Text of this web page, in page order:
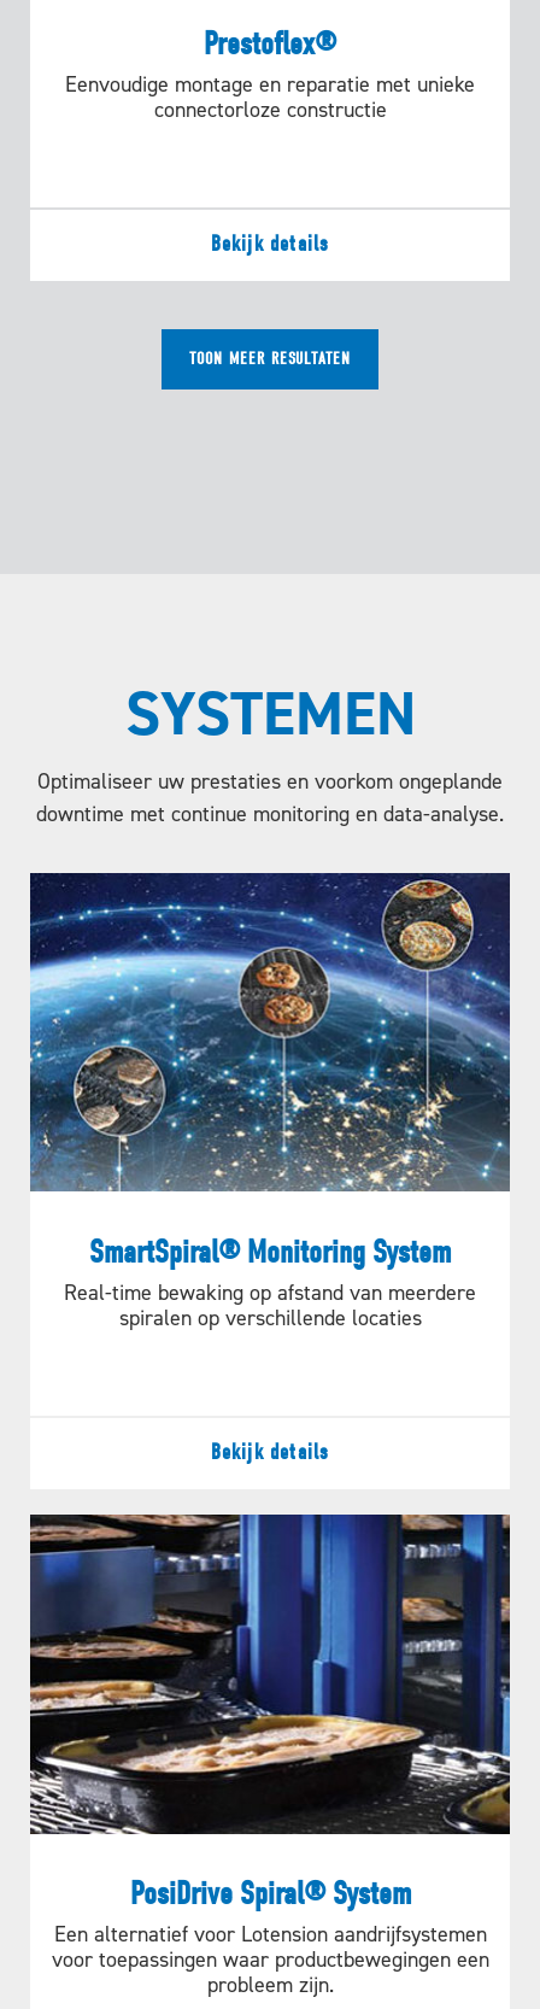
Prestoflex®
Eenvoudige montage en reparatie met unieke
connectorloze constructie
Bekijk details
TOON MEER RESULTATEN
SYSTEMEN
Optimaliseer uw prestaties en voorkom ongeplande
downtime met continue monitoring en data-analyse.
SmartSpiral® Monitoring System
Real-time bewaking op afstand van meerdere
spiralen op verschillende locaties
Bekijk details
PosiDrive Spiral® System
Een alternatief voor Lotension aandrijfsystemen
voor toepassingen waar productbewegingen een
probleem zijn.